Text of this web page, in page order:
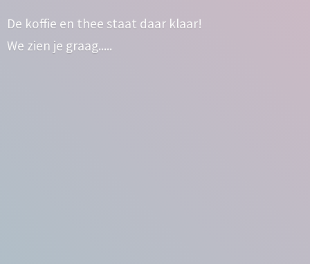
De koffie en thee staat daar klaar!
We zien je graag.....